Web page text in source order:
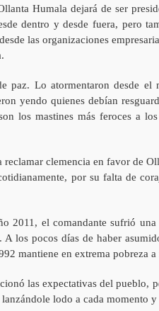
Humala dejará de ser
dentro y desde fuera, pero
las organizaciones
paz. Lo atormentaron desde el
yendo quienes debían
los mastines más feroces a
clemencia en favor de
por su falta de
2011, el comandante sufrió
A los pocos días de haber
mantiene en extrema pobreza
las expectativas del pueblo,
lodo a cada momento y